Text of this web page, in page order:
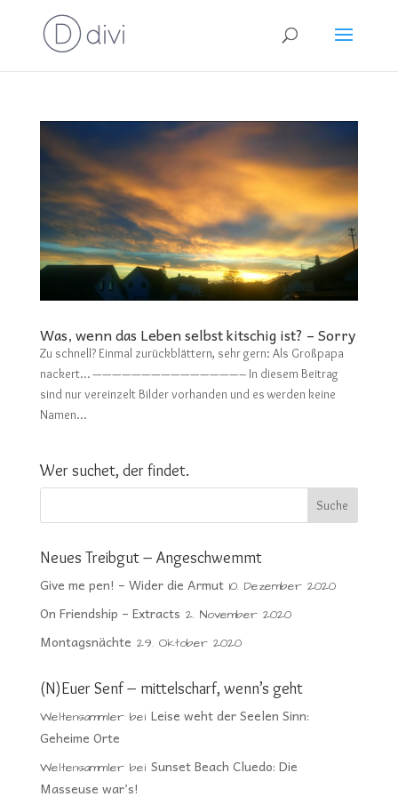
Was, wenn das Leben selbst kitschig ist? – Sorry
Zu schnell? Einmal zurückblättern, sehr gern: Als Großpapa
nackert… ———————————————– In diesem Beitrag
sind nur vereinzelt Bilder vorhanden und es werden keine
Namen...
Wer suchet, der findet.
Neues Treibgut – Angeschwemmt
Give me pen! – Wider die Armut 10. Dezember 2020
On Friendship – Extracts 2. November 2020
Montagsnächte 29. Oktober 2020
(N)Euer Senf – mittelscharf, wenn’s geht
Weltensammlerbei Leise weht der Seelen Sinn:
Geheime Orte
Weltensammlerbei Sunset Beach Cluedo: Die
Masseuse war’s!